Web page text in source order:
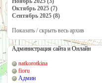
Октябрь 2025 (7)
Сентябрь 2025 (8)
Показать / скрыть весь архив
Администрация сайта и Онлайн
natkorotkina
fioru
Админ